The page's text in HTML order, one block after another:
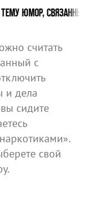
ЮМОР,
считать
с
и дела
сидите
свой